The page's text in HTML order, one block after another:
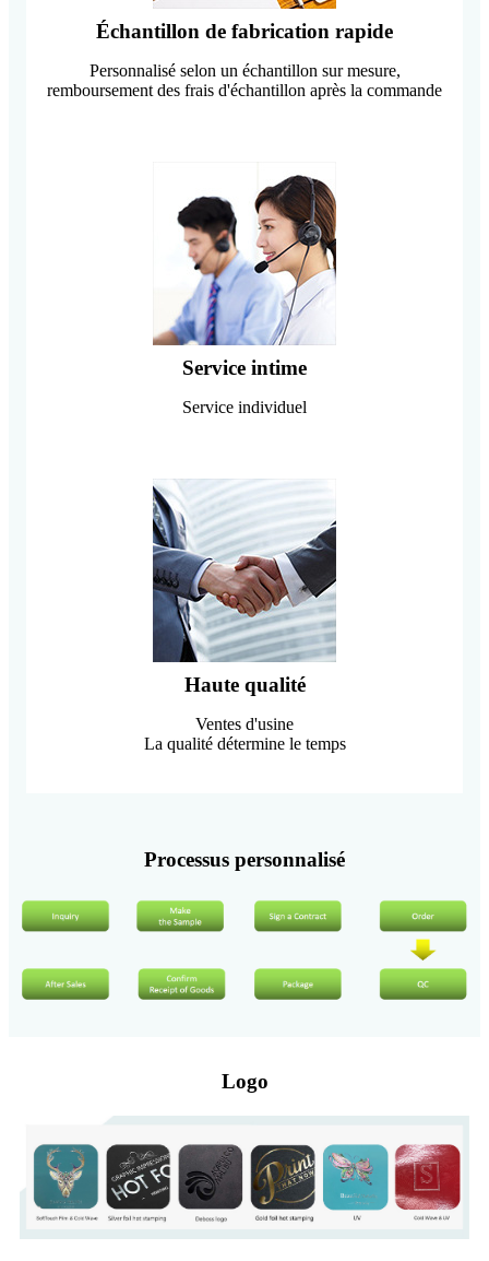
Échantillon de fabrication rapide
Personnalisé selon un échantillon sur mesure,
remboursement des frais d'échantillon après la commande
Service intime
Service individuel
Haute qualité
Ventes d'usine
La qualité détermine le temps
Processus personnalisé
Logo